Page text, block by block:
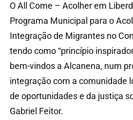
O All Come – Acolher em
Programa Municipal para o
Integração de Migrantes no
tendo como “princípio
bem-vindos a Alcanena, num
integração com a comunidade
de oportunidades e da justiça
Gabriel Feitor.